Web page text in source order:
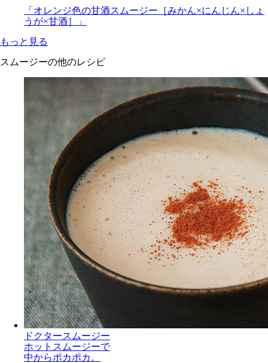
「オレンジ色の甘酒スムージー［みかん×にんじん×しょ
うが×甘酒］」
もっと見る
スムージーの他のレシピ
ドクタースムージー
ホットスムージーで
中からポカポカ。